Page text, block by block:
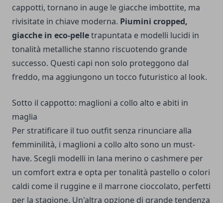
cappotti, tornano in auge le giacche imbottite, ma
rivisitate in chiave moderna. Piumini cropped,
giacche in eco-pelletrapuntata e modelli lucidi in
tonalità metalliche stanno riscuotendo grande
successo. Questi capi non solo proteggono dal
freddo, ma aggiungono un tocco futuristico al look.
Sotto il cappotto: maglioni a collo alto e abiti in
maglia
Per stratificare il tuo outfit senza rinunciare alla
femminilità, i maglioni a collo alto sono un must-
have. Scegli modelli in lana merino o cashmere per
un comfort extra e opta per tonalità pastello o colori
caldi come il ruggine e il marrone cioccolato, perfetti
per la stagione. Un'altra opzione di grande tendenza